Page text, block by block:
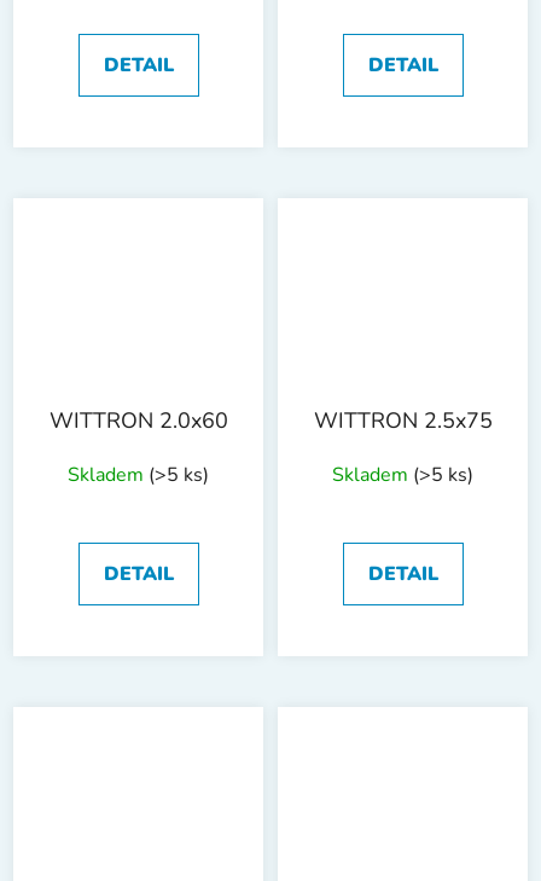
DETAIL DETAIL
WITTRON 2.0x60
Skladem (>5 ks)
DETAIL
WITTRON 2.5x75
Skladem (>5 ks)
DETAIL